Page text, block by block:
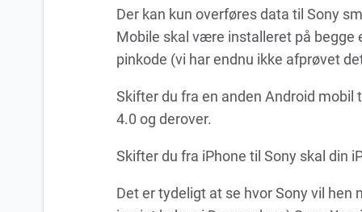
Der kan kun overføres data til Sony
Mobile skal være installeret på begge
pinkode (vi har endnu ikke afprøvet
Skifter du fra en anden Android mobil
4.0 og derover.
Skifter du fra iPhone til Sony skal din
Det er tydeligt at se hvor Sony vil hen